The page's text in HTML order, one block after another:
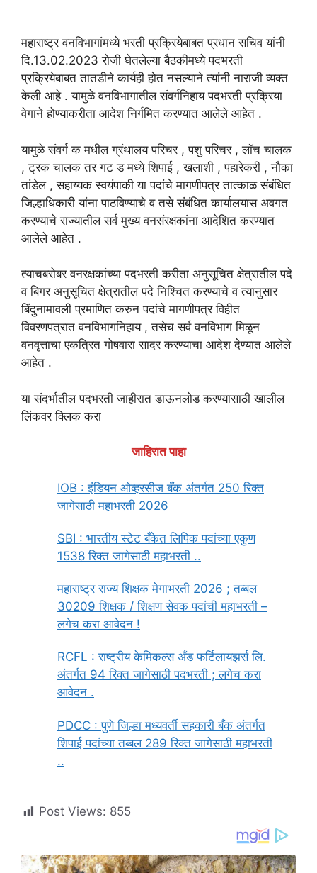
महाराष्ट्र वनविभागांमध्ये भरती प्रक्रियेबाबत प्रधान सचिव यांनी
दि.13.02.2023 रोजी घेतलेल्या बैठकीमध्ये पदभरती
प्रक्रियेबाबत तातडीने कार्यही होत नसल्याने त्यांनी नाराजी व्यक्त
केली आहे . यामुळे वनविभागातील संवर्गनिहाय पदभरती प्रक्रिया
वेगाने होण्याकरीता आदेश निर्गमित करण्यात आलेले आहेत .
यामुळे संवर्ग क मधील ग्रंथालय परिचर , पशु परिचर , लॉच चालक
, ट्रक चालक तर गट ड मध्ये शिपाई , खलाशी , पहारेकरी , नौका
तांडेल , सहाय्यक स्वयंपाकी या पदांचे मागणीपत्र तात्काळ संबंधित
जिल्हाधिकारी यांना पाठविण्याचे व तसे संबंधित कार्यालयास अवगत
करण्याचे राज्यातील सर्व मुख्य वनसंरक्षकांना आदेशित करण्यात
आलेले आहेत .
त्याचबरोबर वनरक्षकांच्या पदभरती करीता अनुसूचित क्षेत्रातील पदे
व बिगर अनुसूचित क्षेत्रातील पदे निश्चित करण्याचे व त्यानुसार
बिंदुनामावली प्रमाणित करुन पदांचे मागणीपत्र विहीत
विवरणपत्रात वनविभागनिहाय , तसेच सर्व वनविभाग मिळून
वनवृत्ताचा एकत्रित गोषवारा सादर करण्याचा आदेश देण्यात आलेले
आहेत .
या संदर्भातील पदभरती जाहीरात डाऊनलोड करण्यासाठी खालील
लिंकवर क्लिक करा
जाहिरात पाहा
IOB : इंडियन ओव्हरसीज बँक अंतर्गत 250 रिक्त
जागेसाठी महाभरती 2026
SBI : भारतीय स्टेट बँकेत लिपिक पदांच्या एकुण
1538 रिक्त जागेसाठी महाभरती ..
महाराष्ट्र राज्य शिक्षक मेगाभरती 2026 ; तब्बल
30209 शिक्षक / शिक्षण सेवक पदांची महाभरती –
लगेच करा आवेदन !
RCFL : राष्ट्रीय केमिकल्स अँड फर्टिलायझर्स लि.
अंतर्गत 94 रिक्त जागेसाठी पदभरती ; लगेच करा
आवेदन .
PDCC : पुणे जिल्हा मध्यवर्ती सहकारी बँक अंतर्गत
शिपाई पदांच्या तब्बल 289 रिक्त जागेसाठी महाभरती
..
Post Views: 855